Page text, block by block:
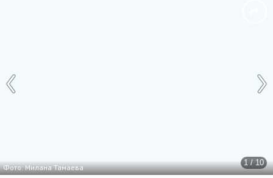
1 / 10
Фото: Милана Тамаева